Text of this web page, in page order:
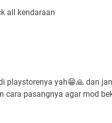
all kendaraan
playstorenya yah😁🙏 dan
cara pasangnya agar mod